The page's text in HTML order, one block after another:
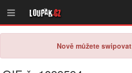
Loupak.cz
Nově můžete swipovat